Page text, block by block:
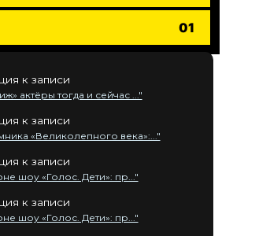
01
к записи
актёры тогда и сейчас ..."
к записи
«Великолепного века»:..."
к записи
шоу «Голос. Дети»: пр..."
к записи
шоу «Голос. Дети»: пр..."